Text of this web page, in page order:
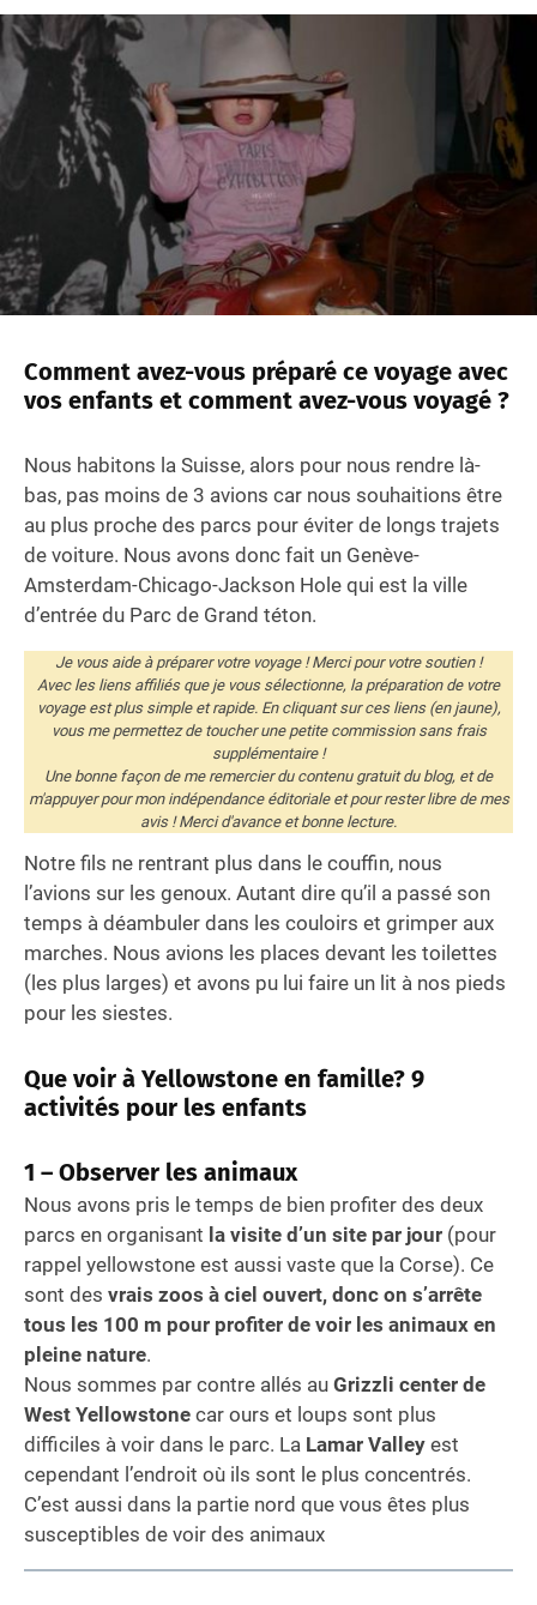
Comment avez-vous préparé ce voyage avec
vos enfants et comment avez-vous voyagé ?
Nous habitons la Suisse, alors pour nous rendre là-
bas, pas moins de 3 avions car nous souhaitions être
au plus proche des parcs pour éviter de longs trajets
de voiture. Nous avons donc fait un Genève-
Amsterdam-Chicago-Jackson Hole qui est la ville
d’entrée du Parc de Grand téton.
Je vous aide à préparer votre voyage ! Merci pour votre soutien !
Avec les liens affiliés que je vous sélectionne, la préparation de votre
voyage est plus simple et rapide. En cliquant sur ces liens (en jaune),
vous me permettez de toucher une petite commission sans frais
supplémentaire !
Une bonne façon de me remercier du contenu gratuit du blog, et de
m'appuyer pour mon indépendance éditoriale et pour rester libre de mes
avis ! Merci d'avance et bonne lecture.
Notre fils ne rentrant plus dans le couffin, nous
l’avions sur les genoux. Autant dire qu’il a passé son
temps à déambuler dans les couloirs et grimper aux
marches. Nous avions les places devant les toilettes
(les plus larges) et avons pu lui faire un lit à nos pieds
pour les siestes.
Que voir à Yellowstone en famille? 9
activités pour les enfants
1 – Observer les animaux
Nous avons pris le temps de bien profiter des deux
parcs en organisant la visite d’un site par jour (pour
rappel yellowstone est aussi vaste que la Corse). Ce
sont des vrais zoos à ciel ouvert, donc on s’arrête
tous les 100 m pour profiter de voir les animaux en
pleine nature.
Nous sommes par contre allés au Grizzli center de
West Yellowstone car ours et loups sont plus
difficiles à voir dans le parc. La Lamar Valley est
cependant l’endroit où ils sont le plus concentrés.
C’est aussi dans la partie nord que vous êtes plus
susceptibles de voir des animaux